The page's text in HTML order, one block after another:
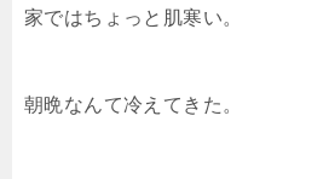
家ではちょっと肌寒い。
朝晩なんて冷えてきた。